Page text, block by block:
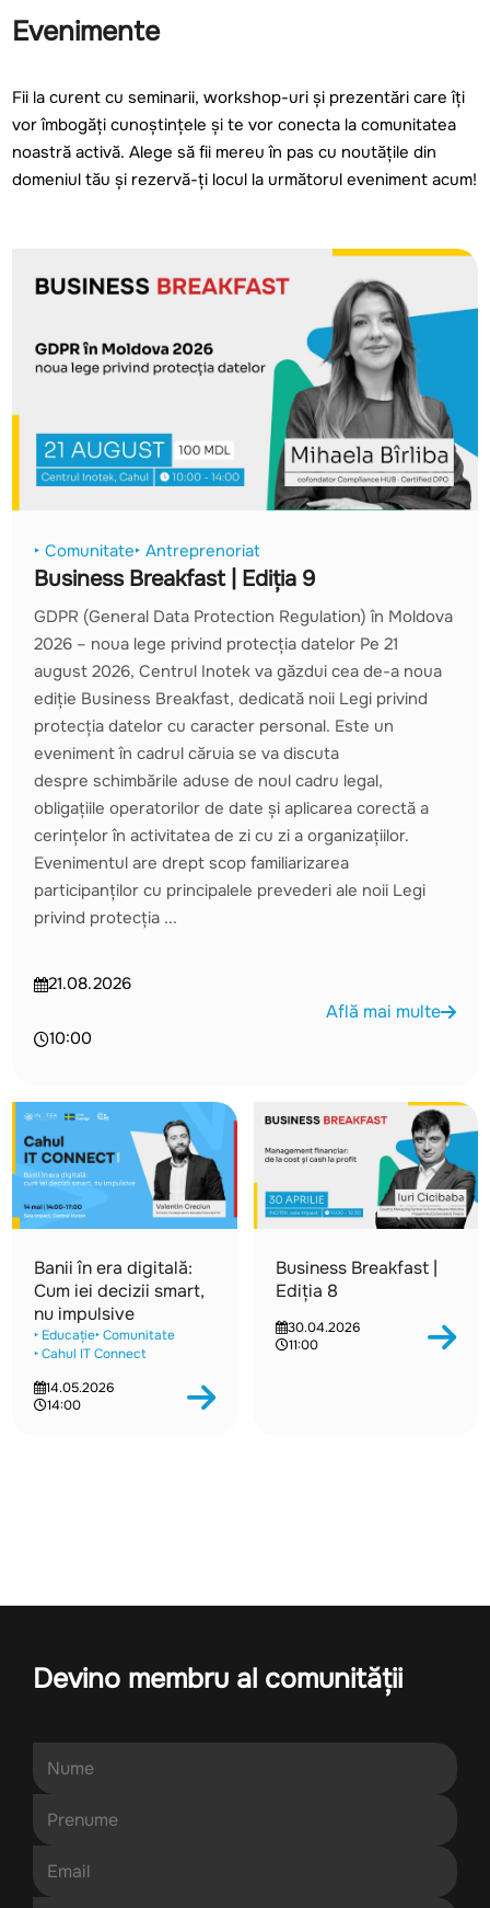
Evenimente
Fii la curent cu seminarii, workshop-uri și prezentări care îți
vor îmbogăți cunoștințele și te vor conecta la comunitatea
noastră activă. Alege să fii mereu în pas cu noutățile din
domeniul tău și rezervă-ți locul la următorul eveniment acum!
‣ Comunitate‣ Antreprenoriat
Business Breakfast | Ediția 9
GDPR (General Data Protection Regulation) în Moldova
2026 – noua lege privind protecția datelor Pe 21
august 2026, Centrul Inotek va găzdui cea de-a noua
ediție Business Breakfast, dedicată noii Legi privind
protecția datelor cu caracter personal. Este un
eveniment în cadrul căruia se va discuta
despre schimbările aduse de noul cadru legal,
obligațiile operatorilor de date și aplicarea corectă a
cerințelor în activitatea de zi cu zi a organizațiilor.
Evenimentul are drept scop familiarizarea
participanților cu principalele prevederi ale noii Legi
privind protecția ...
21.08.2026
10:00
Află mai multe
Banii în era digitală:
Cum iei decizii smart,
nu impulsive
‣ Educație‣ Comunitate
‣ Cahul IT Connect
14.05.2026
14:00
Business Breakfast |
Ediția 8
30.04.2026
11:00
Devino membru al comunității